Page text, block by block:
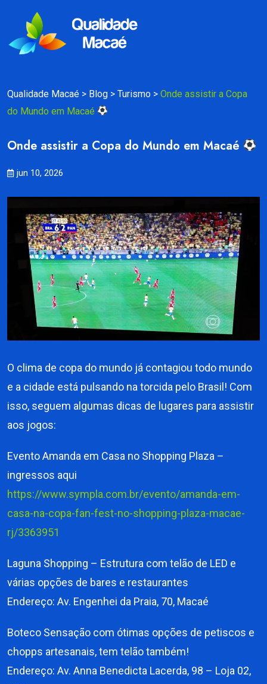
Qualidade Macaé > Blog > Turismo > Onde assistir a Copa
do Mundo em Macaé
Onde assistir a Copa do Mundo em Macaé
jun 10, 2026
O clima de copa do mundo já contagiou todo mundo
e a cidade está pulsando na torcida pelo Brasil! Com
isso, seguem algumas dicas de lugares para assistir
aos jogos:
Evento Amanda em Casa no Shopping Plaza –
ingressos aqui
https://www.sympla.com.br/evento/amanda-em-
casa-na-copa-fan-fest-no-shopping-plaza-macae-
rj/3363951
Laguna Shopping – Estrutura com telão de LED e
várias opções de bares e restaurantes
Endereço: Av. Engenhei da Praia, 70, Macaé
Boteco Sensação com ótimas opções de petiscos e
chopps artesanais, tem telão também!
Endereço: Av. Anna Benedicta Lacerda, 98 – Loja 02,